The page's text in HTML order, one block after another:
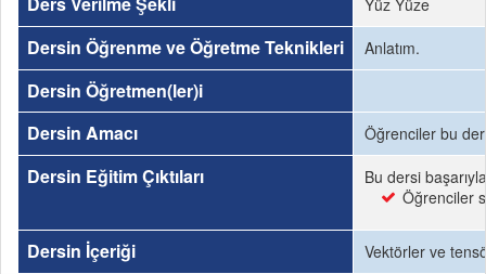
Yüz Yüze
Dersin Öğrenme ve Öğretme Teknikleri Anlatım.
Dersin Öğretmen(ler)i
Dersin Amacı
Öğrenciler bu
Dersin Eğitim Çıktıları
Bu dersi
Öğrenciler
Dersin İçeriği Vektörler ve